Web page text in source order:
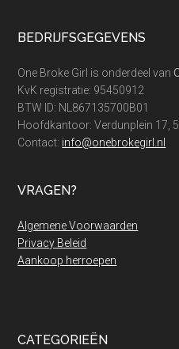
Footer
BEDRIJFSGEGEVENS
One Broke Girl is onderdeel van
KvK registratie: 95450912
BTW ID: NL867135700B01
Hoofdkantoor: Verdunplein 17,
Contact: info@onebrokegirl.nl
VRAGEN?
Algemene Voorwaarden
Privacy Beleid
Aankoop herroepen
CATEGORIEËN